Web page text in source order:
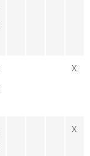
X
X